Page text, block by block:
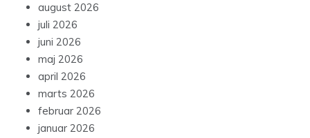
august 2026
juli 2026
juni 2026
maj 2026
april 2026
marts 2026
februar 2026
januar 2026